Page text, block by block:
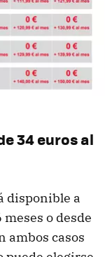
34 euros al
disponible a
o desde
ambos casos